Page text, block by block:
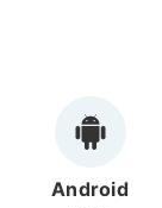
Android